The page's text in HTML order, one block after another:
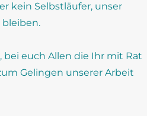
kein Selbstläufer, unser
euch Allen die Ihr mit Rat
Gelingen unserer Arbeit